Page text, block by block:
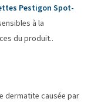
Pestigon Spot-
à la
du produit..
dermatite causée par